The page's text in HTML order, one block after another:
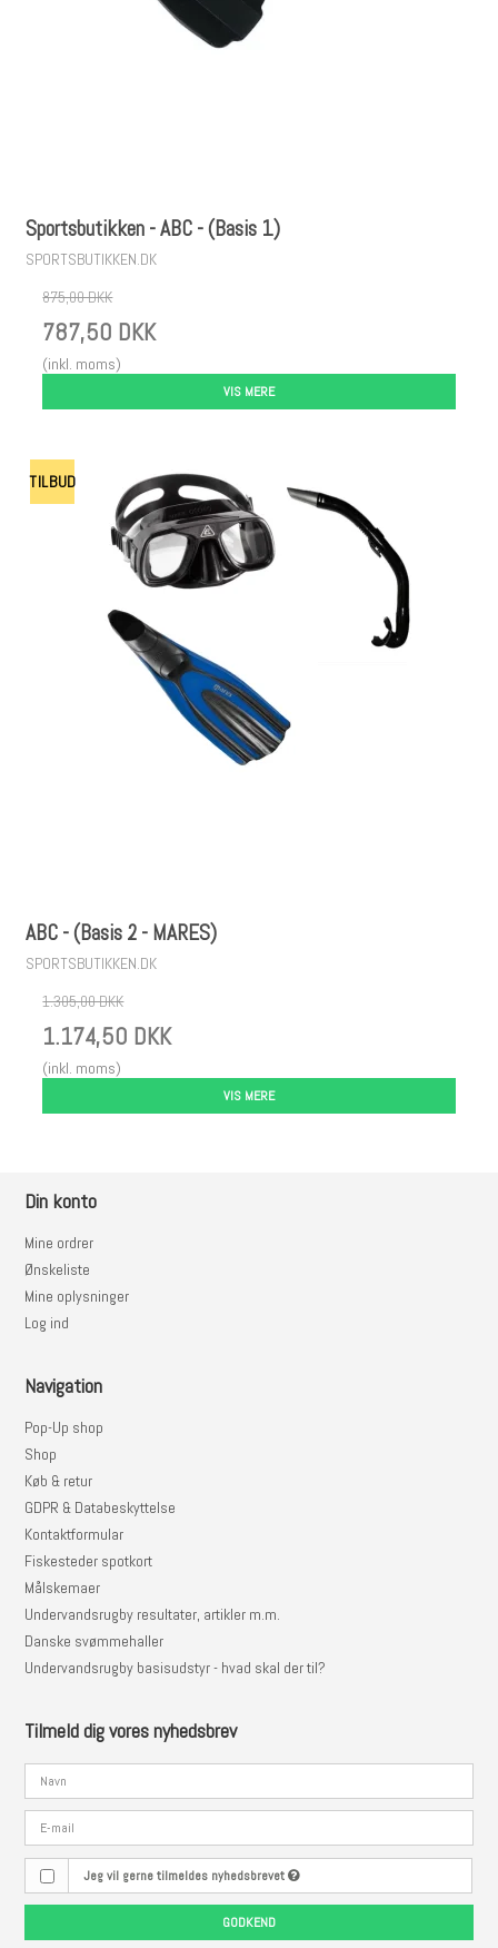
Sportsbutikken - ABC - (Basis 1)
SPORTSBUTIKKEN.DK
875,00 DKK
787,50 DKK
(inkl. moms)
VIS MERE
TILBUD
ABC - (Basis 2 - MARES)
SPORTSBUTIKKEN.DK
1.305,00 DKK
1.174,50 DKK
(inkl. moms)
VIS MERE
Din konto
Mine ordrer
Ønskeliste
Mine oplysninger
Log ind
Navigation
Pop-Up shop
Shop
Køb & retur
GDPR & Databeskyttelse
Kontaktformular
Fiskesteder spotkort
Målskemaer
Undervandsrugby resultater, artikler m.m.
Danske svømmehaller
Undervandsrugby basisudstyr - hvad skal der til?
Tilmeld dig vores nyhedsbrev
Jeg vil gerne tilmeldes nyhedsbrevet
GODKEND